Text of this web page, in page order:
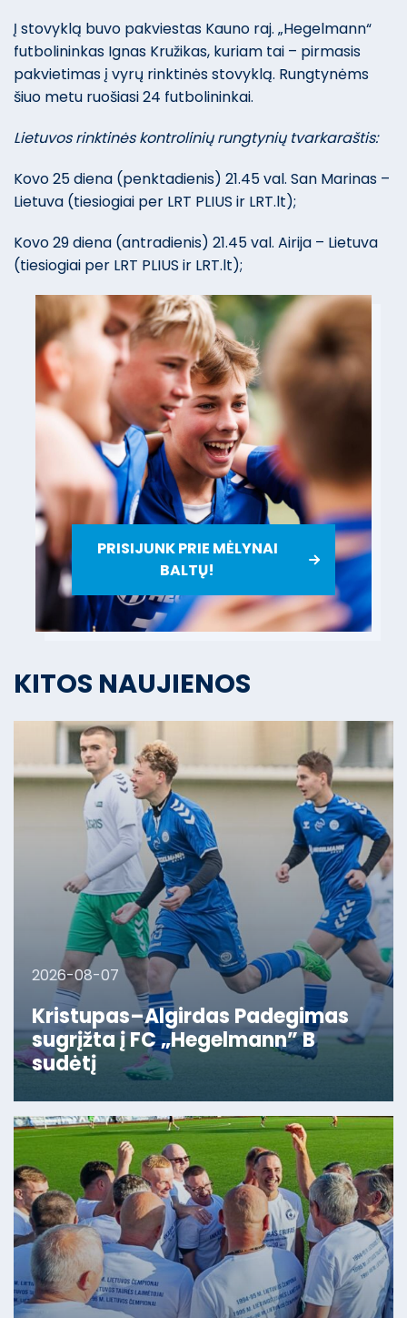
Į stovyklą buvo pakviestas Kauno raj. „Hegelmann“
futbolininkas Ignas Kružikas, kuriam tai – pirmasis
pakvietimas į vyrų rinktinės stovyklą. Rungtynėms
šiuo metu ruošiasi 24 futbolininkai.
Lietuvos rinktinės kontrolinių rungtynių tvarkaraštis:
Kovo 25 diena (penktadienis) 21.45 val. San Marinas –
Lietuva (tiesiogiai per LRT PLIUS ir LRT.lt);
Kovo 29 diena (antradienis) 21.45 val. Airija – Lietuva
(tiesiogiai per LRT PLIUS ir LRT.lt);
PRISIJUNK PRIE MĖLYNAI
BALTŲ!
KITOS NAUJIENOS
2026-08-07
Kristupas–Algirdas Padegimas
sugrįžta į FC „Hegelmann” B
sudėtį